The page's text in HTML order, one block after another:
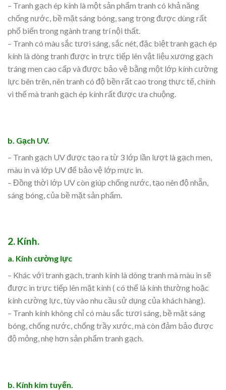
– Tranh gạch ép kính là một sản phẩm tranh có khả năng
chống nước, bề mặt sáng bóng, sang trọng được dùng rất
phổ biến trong ngành trang trí nội thất.
– Tranh có màu sắc tươi sáng, sắc nét, đặc biệt tranh gạch ép
kính là dòng tranh được in trực tiếp lên vật liệu xương gạch
tráng men cao cấp và được bảo vệ bằng một lớp kính cường
lực bên trên, nên tranh có độ bền rất cao trong thực tế, chính
vì thế mà tranh gạch ép kính rất được ưa chuộng.
b. Gạch UV.
– Tranh gạch UV được tạo ra từ 3 lớp lần lượt là gạch men,
màu in và lớp UV để bảo vệ lớp mực in.
– Đồng thời lớp UV còn giúp chống nước, tạo nên độ nhẵn,
sáng bóng, của bề mặt sản phẩm.
2. Kính.
a. Kính cường lực
– Khác với tranh gạch, tranh kính là dòng tranh mà màu in sẽ
được in trực tiếp lên mặt kính ( có thể là kính thường hoặc
kính cường lực, tùy vào nhu cầu sử dụng của khách hàng).
– Tranh kính không chỉ có màu sắc tươi sáng, bề mặt sáng
bóng, chống nước, chống trầy xước, mà còn đảm bảo được
độ mỏng, nhẹ hơn sản phẩm tranh gạch.
b. Kính kim tuyến.